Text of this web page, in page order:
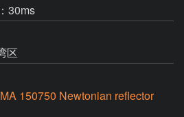
30ms
区
150750 Newtonian reflector